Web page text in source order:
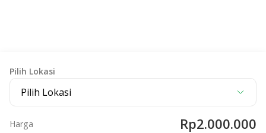
Pilih Lokasi
Pilih Lokasi
Harga Rp2.000.000